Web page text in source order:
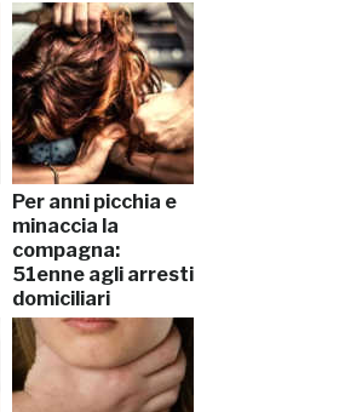
Per anni picchia e
minaccia la
compagna:
51enne agli arresti
domiciliari